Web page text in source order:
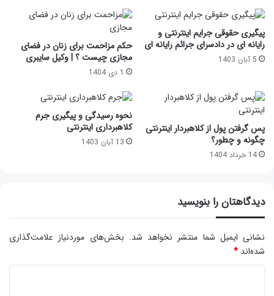
پیگیری حقوقی جرایم اینترنتی و
رایانه ای در دادسرای جرائم رایانه ای
5 آبان 1403
حکم مزاحمت برای زنان در فضای
مجازی چیست ؟ | وکیل سایبری
1 دی 1404
پس گرفتن پول از کلاهبردار اینترنتی
چگونه و چطور؟
14 خرداد 1404
نحوه رسیدگی و پیگیری جرم
کلاهبرداری اینترنتی
13 آبان 1403
دیدگاهتان را بنویسید
نشانی ایمیل شما منتشر نخواهد شد. بخش‌های موردنیاز علامت‌گذاری
شده‌اند *